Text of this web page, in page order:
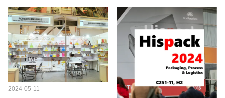
2026
2024-05-11